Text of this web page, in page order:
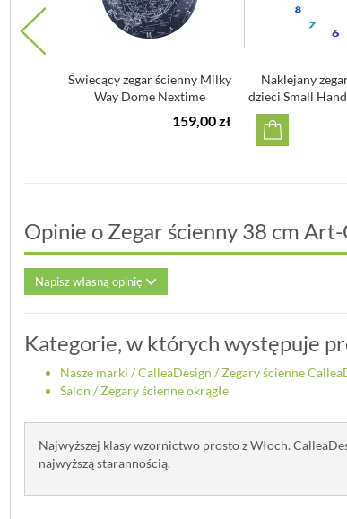
Świecący zegar ścienny Milky
Way Dome Nextime
159,00 zł
Naklejany
dzieci Small
Opinie o Zegar ścienny 38 cm
Napisz własną opinię
Kategorie, w których występuje
Nasze marki /CalleaDesign / Zegary ścienne
Salon / Zegary ścienne okrągłe
Najwyższej klasy wzornictwo prosto z Włoch.
najwyższą starannością.